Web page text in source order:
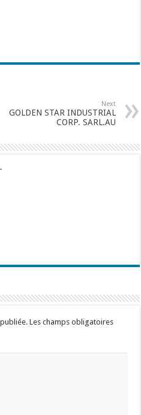
Next
GOLDEN STAR INDUSTRIAL
CORP. SARL.AU
Les champs obligatoires